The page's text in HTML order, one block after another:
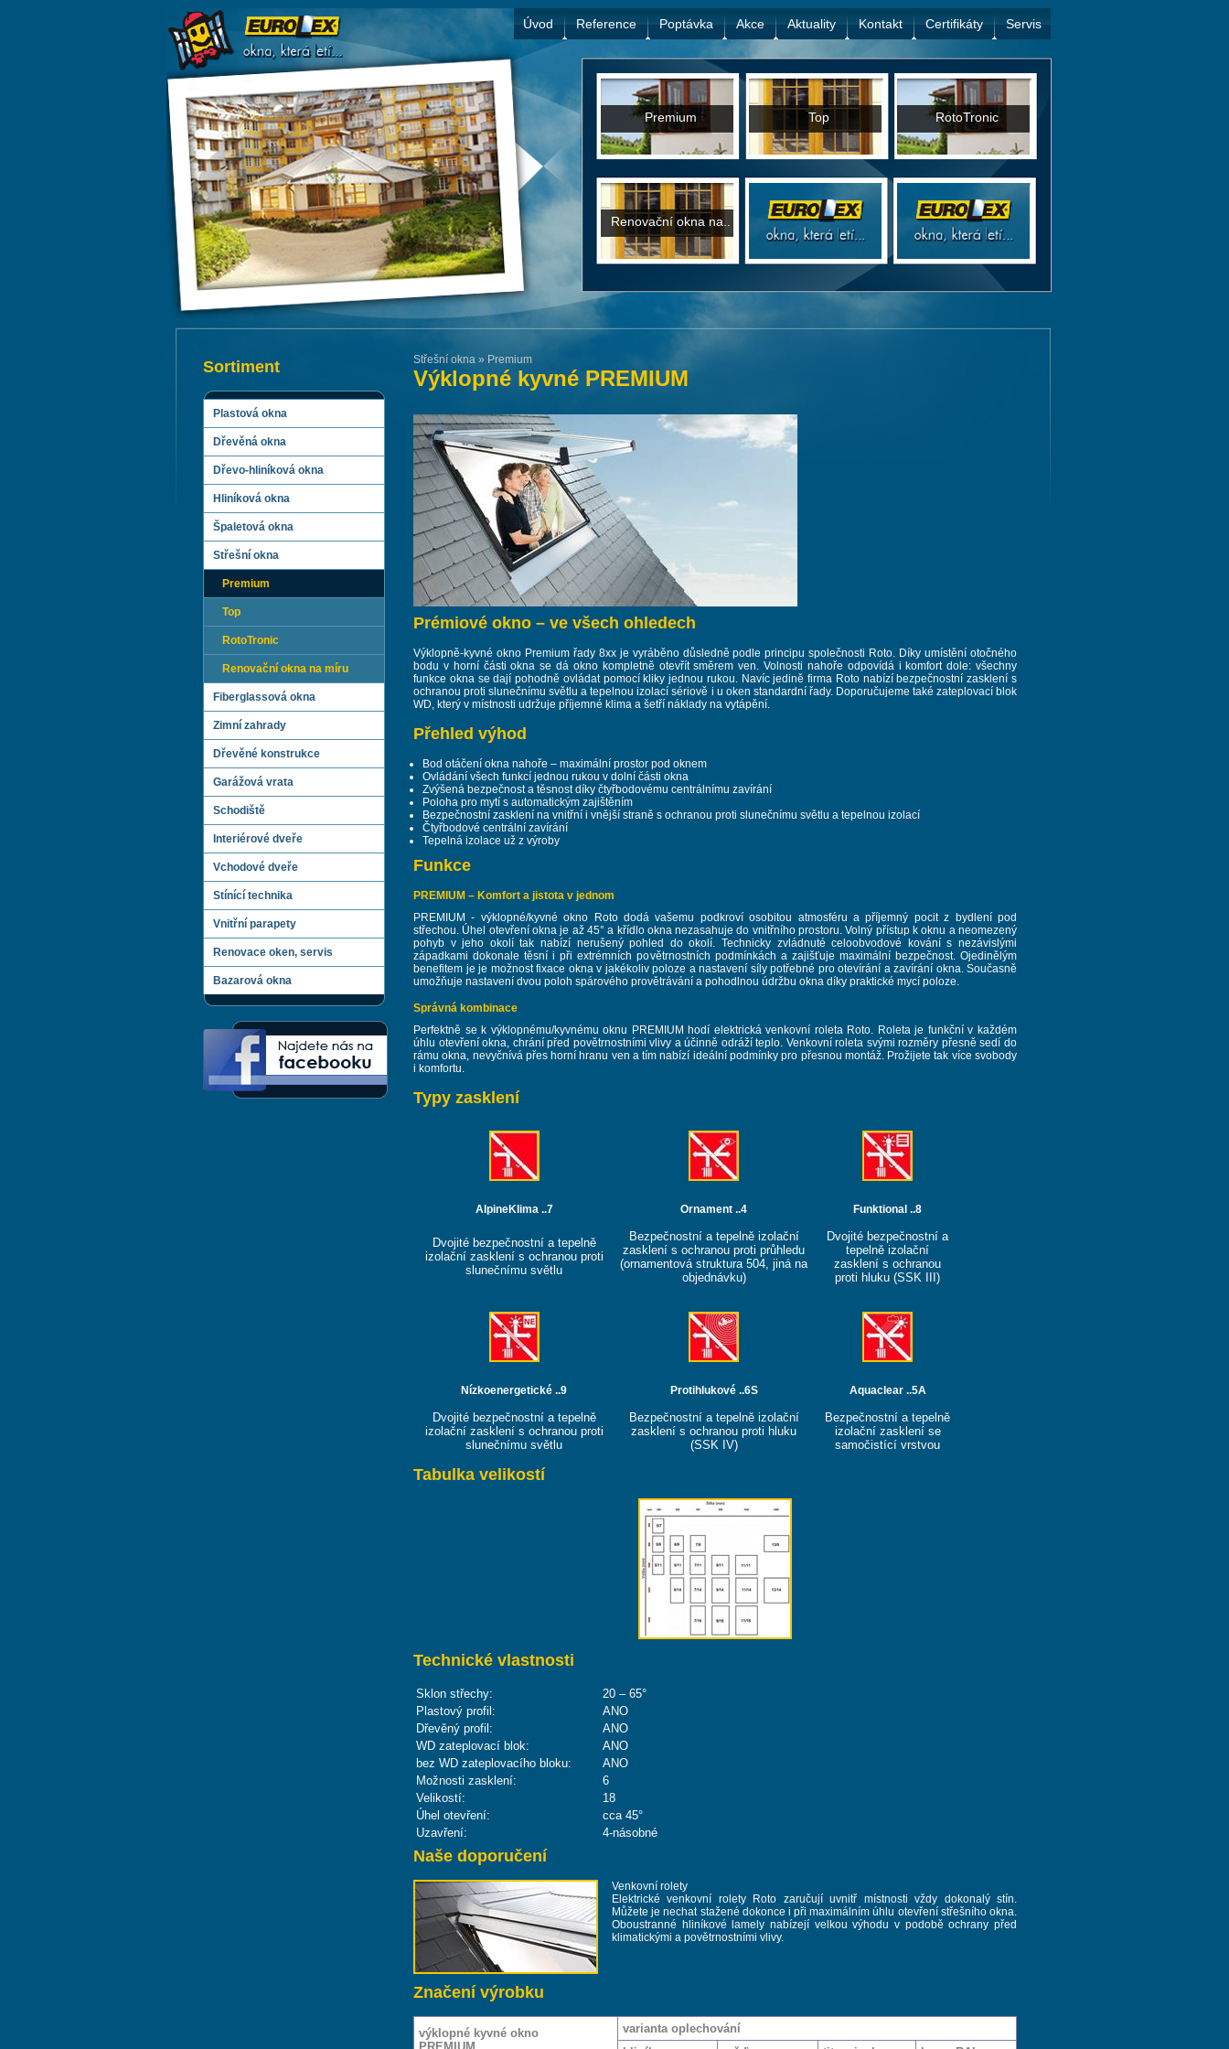
Úvod Reference Poptávka Akce Aktuality Kontakt Certifikáty Servis
Premium Top RotoTronic
Renovační okna na..
Sortiment
Plastová okna
Dřevěná okna
Dřevo-hliníková okna
Hliníková okna
Špaletová okna
Střešní okna
Premium
Top
RotoTronic
Renovační okna na míru
Fiberglassová okna
Zimní zahrady
Dřevěné konstrukce
Garážová vrata
Schodiště
Interiérové dveře
Vchodové dveře
Stínící technika
Vnitřní parapety
Renovace oken, servis
Bazarová okna
Střešní okna » Premium
Výklopné kyvné PREMIUM
Prémiové okno – ve všech ohledech
Výklopně-kyvné okno Premium řady 8xx je vyráběno důsledně podle principu společnosti Roto. Díky umístění otočného
bodu v horní části okna se dá okno kompletně otevřít směrem ven. Volnosti nahoře odpovídá i komfort dole: všechny
funkce okna se dají pohodně ovládat pomocí kliky jednou rukou. Navíc jedině firma Roto nabízí bezpečnostní zasklení s
ochranou proti slunečnímu světlu a tepelnou izolací sériově i u oken standardní řady. Doporučujeme také zateplovací blok
WD, který v místnosti udržuje příjemné klima a šetří náklady na vytápění.
Přehled výhod
Bod otáčení okna nahoře – maximální prostor pod oknem
Ovládání všech funkcí jednou rukou v dolní části okna
Zvýšená bezpečnost a těsnost díky čtyřbodovému centrálnímu zavírání
Poloha pro mytí s automatickým zajištěním
Bezpečnostní zasklení na vnitřní i vnější straně s ochranou proti slunečnímu světlu a tepelnou izolací
Čtyřbodové centrální zavírání
Tepelná izolace už z výroby
Funkce
PREMIUM – Komfort a jistota v jednom
PREMIUM - výklopné/kyvné okno Roto dodá vašemu podkroví osobitou atmosféru a příjemný pocit z bydlení pod
střechou. Úhel otevření okna je až 45° a křídlo okna nezasahuje do vnitřního prostoru. Volný přístup k oknu a neomezený
pohyb v jeho okolí tak nabízí nerušený pohled do okolí. Technicky zvládnuté celoobvodové kování s nezávislými
západkami dokonale těsní i při extrémních povětrnostních podmínkách a zajišťuje maximální bezpečnost. Ojedinělým
benefitem je je možnost fixace okna v jakékoliv poloze a nastavení síly potřebné pro otevírání a zavírání okna. Současně
umožňuje nastavení dvou poloh spárového provětrávání a pohodlnou údržbu okna díky praktické mycí poloze.
Správná kombinace
Perfektně se k výklopnému/kyvnému oknu PREMIUM hodí elektrická venkovní roleta Roto. Roleta je funkční v každém
úhlu otevření okna, chrání před povětrnostními vlivy a účinně odráží teplo. Venkovní roleta svými rozměry přesně sedí do
rámu okna, nevyčnívá přes horní hranu ven a tím nabízí ideální podmínky pro přesnou montáž. Prožijete tak více svobody
i komfortu.
Typy zasklení
AlpineKlima ..7 Ornament ..4 Funktional ..8
Dvojité bezpečnostní a tepelně
izolační zasklení s ochranou proti
slunečnímu světlu
Bezpečnostní a tepelně izolační
zasklení s ochranou proti průhledu
(ornamentová struktura 504, jiná na
objednávku)
Dvojité bezpečnostní a
tepelně izolační
zasklení s ochranou
proti hluku (SSK III)
Nízkoenergetické ..9 Protihlukové ..6S Aquaclear ..5A
Dvojité bezpečnostní a tepelně
izolační zasklení s ochranou proti
slunečnímu světlu
Bezpečnostní a tepelně izolační
zasklení s ochranou proti hluku
(SSK IV)
Bezpečnostní a tepelně
izolační zasklení se
samočistící vrstvou
Tabulka velikostí
Technické vlastnosti
Sklon střechy:
20 – 65°
Plastový profil:
ANO
Dřevěný profil:
ANO
WD zateplovací blok:
ANO
bez WD zateplovacího bloku:
ANO
Možnosti zasklení:
6
Velikostí:
18
Úhel otevření:
cca 45°
Uzavření:
4-násobné
Naše doporučení
Venkovní rolety
Elektrické venkovní rolety Roto zaručují uvnitř místnosti vždy dokonalý stín.
Můžete je nechat stažené dokonce i při maximálním úhlu otevření střešního okna.
Oboustranné hliníkové lamely nabízejí velkou výhodu v podobě ochrany před
klimatickými a povětrnostními vlivy.
Značení výrobku
výklopné kyvné okno
varianta oplechování